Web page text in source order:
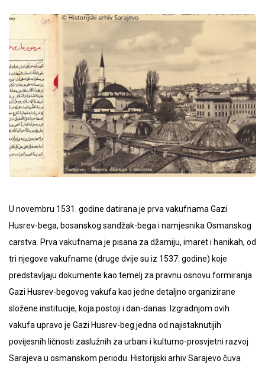
U novembru 1531. godine datirana je prva vakufnama Gazi
Husrev-bega, bosanskog sandžak-bega i namjesnika Osmanskog
carstva. Prva vakufnama je pisana za džamiju, imaret i hanikah, od
tri njegove vakufname (druge dvije su iz 1537. godine) koje
predstavljaju dokumente kao temelj za pravnu osnovu formiranja
Gazi Husrev-begovog vakufa kao jedne detaljno organizirane
složene institucije, koja postoji i dan-danas. Izgradnjom ovih
vakufa upravo je Gazi Husrev-beg jedna od najistaknutijih
povijesnih ličnosti zaslužnih za urbani i kulturno-prosvjetni razvoj
Sarajeva u osmanskom periodu. Historijski arhiv Sarajevo čuva